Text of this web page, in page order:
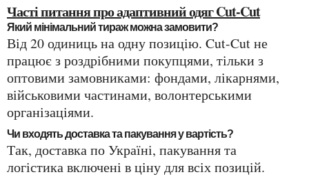
Часті питання про адаптивний одяг Cut-Cut
Який мінімальний тираж можна замовити?
Від 20 одиниць на одну позицію. Cut-Cut не
працює з роздрібними покупцями, тільки з
оптовими замовниками: фондами, лікарнями,
військовими частинами, волонтерськими
організаціями.
Чи входять доставка та пакування у вартість?
Так, доставка по Україні, пакування та
логістика включені в ціну для всіх позицій.